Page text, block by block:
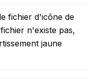
fichier d'icône de
n'existe pas,
jaune